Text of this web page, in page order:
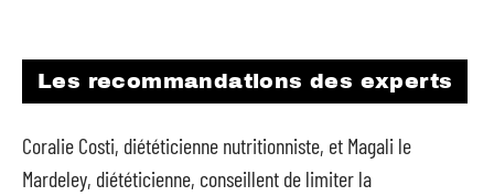
Les recommandations des experts
Coralie Costi, diététicienne nutritionniste, et Magali le
Mardeley, diététicienne, conseillent de limiter la